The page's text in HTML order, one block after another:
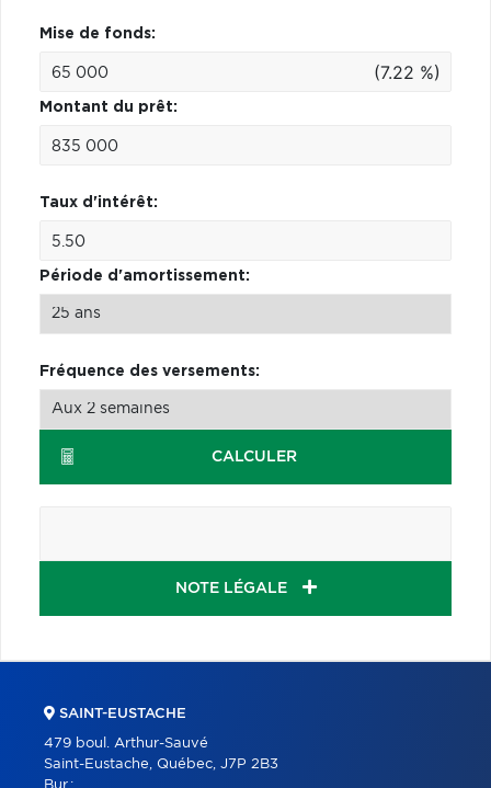
Mise de fonds:
(7.22 %)
Montant du prêt:
Taux d'intérêt:
Période d'amortissement:
Fréquence des versements:
CALCULER
NOTE LÉGALE
SAINT-EUSTACHE
479 boul. Arthur-Sauvé
Saint-Eustache, Québec, J7P 2B3
Bur.: